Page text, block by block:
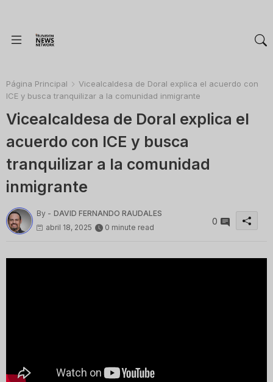
Página Principal
Vicealcaldesa de Doral explica el acuerdo con
ICE y busca tranquilizar a la comunidad inmigrante
Vicealcaldesa de Doral explica el
acuerdo con ICE y busca
tranquilizar a la comunidad
inmigrante
By - DAVID FERNANDO RAUDALES
abril 18, 2025
0 minute read
0